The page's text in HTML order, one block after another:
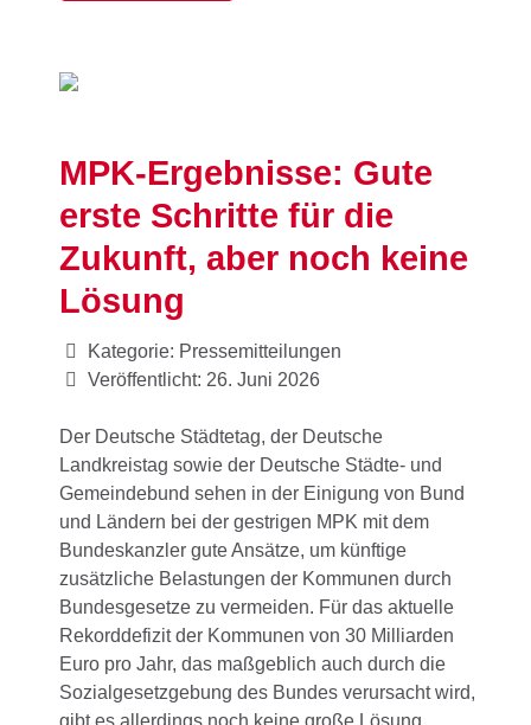
MPK-Ergebnisse: Gute
erste Schritte für die
Zukunft, aber noch keine
Lösung
Kategorie: Pressemitteilungen
Veröffentlicht: 26. Juni 2026
Der Deutsche Städtetag, der Deutsche
Landkreistag sowie der Deutsche Städte- und
Gemeindebund sehen in der Einigung von Bund
und Ländern bei der gestrigen MPK mit dem
Bundeskanzler gute Ansätze, um künftige
zusätzliche Belastungen der Kommunen durch
Bundesgesetze zu vermeiden. Für das aktuelle
Rekorddefizit der Kommunen von 30 Milliarden
Euro pro Jahr, das maßgeblich auch durch die
Sozialgesetzgebung des Bundes verursacht wird,
gibt es allerdings noch keine große Lösung.